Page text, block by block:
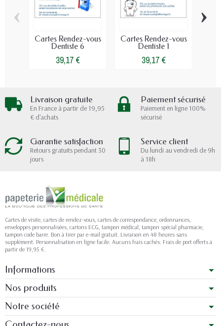
Cartes Rendez-vous
Dentiste 6
39,17 €
Cartes Rendez-vous
Dentiste 1
39,17 €
‹ ›
Livraison gratuite
En France à partir de 19,95
€ d'achats
Paiement sécurisé
Paiement en ligne 100%
sécurisé
Garantie satisfaction
Retours gratuits pendant 30
jours
Service client
Du lundi au vendredi de 9h
à 18h
Cartes de visite, cartes de rendez-vous, cartes de correspondance, ordonnances,
enveloppes personnalisées, cartons ECG, tampon médical, tampon spécial pharmacie,
tampon code barre. Bon à tirer par e-mail gratuit. Livraison en 48 heures sans
supplément. Personnalisation en ligne facile. Aucuns frais cachés. Frais de port offerts à
partir de 19,95 €.
Informations
Nos produits
Notre société